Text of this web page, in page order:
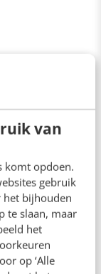
van
komt opdoen.
gebruik
het bijhouden
te slaan, maar
het
op ‘Alle